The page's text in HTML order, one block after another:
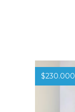
$230.000